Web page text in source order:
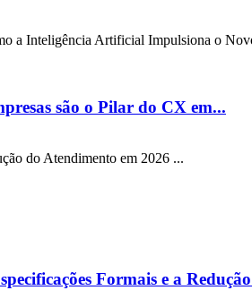
a Inteligência Artificial Impulsiona o
são o Pilar do CX em...
do Atendimento em 2026 ...
Formais e a